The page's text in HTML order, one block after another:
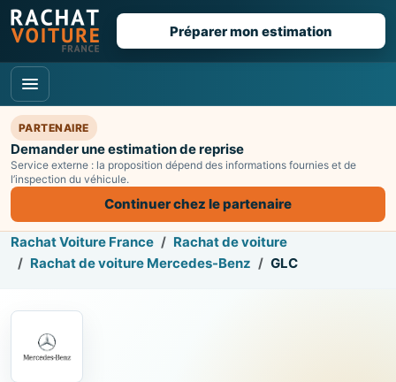
Préparer mon estimation
PARTENAIRE
Demander une estimation de reprise
Service externe : la proposition dépend des informations fournies et de
l’inspection du véhicule.
Continuer chez le partenaire
Rachat Voiture France
Rachat de voiture
Rachat de voiture Mercedes-Benz
GLC